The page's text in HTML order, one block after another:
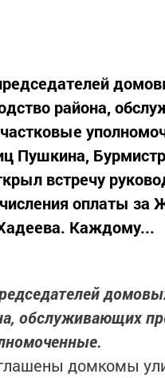
района,
Пушкина,
встречу
оплаты за
Каждому...
обслуживающих
домкомы